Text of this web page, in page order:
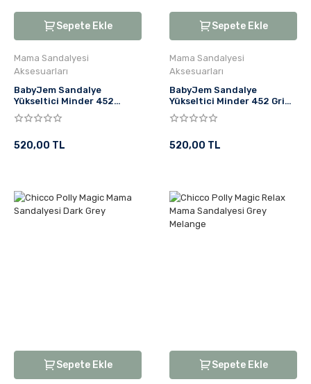
Sepete Ekle
Mama Sandalyesi
Aksesuarları
BabyJem Sandalye
Yükseltici Minder 452
Antrasit
520,00 TL
Sepete Ekle
Mama Sandalyesi
Aksesuarları
BabyJem Sandalye
Yükseltici Minder 452 Gri
Kare
520,00 TL
Sepete Ekle Sepete Ekle